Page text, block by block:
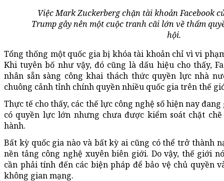
Việc Mark Zuckerberg chặn tài khoản Facebook
Trump gây nên một cuộc tranh cãi lớn về thẩm
hội.
Tổng thống một quốc gia bị khóa tài khoản chỉ vì vi
Khi tuyên bố như vậy, đó cũng là dấu hiệu cho thấy,
nhân sẵn sàng công khai thách thức quyền lực nhà
chuông cảnh tỉnh chính quyền nhiều quốc gia trên thế
Thực tế cho thấy, các thế lực công nghệ số hiện nay
có quyền lực lớn nhưng chưa được kiểm soát chặt
hành.
Bất kỳ quốc gia nào và bất kỳ ai cũng có thể trở thành
nền tảng công nghệ xuyên biên giới. Do vậy, thế giới
cần phải tính đến các biện pháp để bảo vệ chủ quyền
không gian mạng.